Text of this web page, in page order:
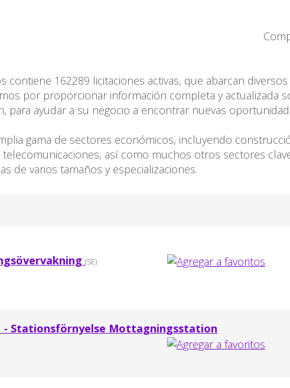
contiene 162289 licitaciones activas, que abarcan
por proporcionar información completa y actualizada
para ayudar a su negocio a encontrar nuevas
gama de sectores económicos, incluyendo
así como muchos otros sectores
de varios tamaños y especializaciones.
(SE)
‐ Stationsförnyelse Mottagningsstation